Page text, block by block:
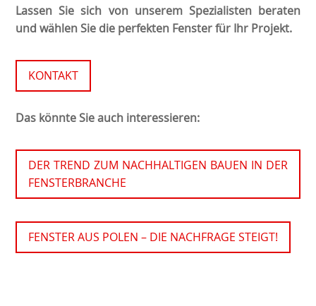
Lassen Sie sich von unserem Spezialisten beraten
und wählen Sie die perfekten Fenster für Ihr Projekt.
KONTAKT
Das könnte Sie auch interessieren:
DER TREND ZUM NACHHALTIGEN BAUEN IN DER
FENSTERBRANCHE
FENSTER AUS POLEN – DIE NACHFRAGE STEIGT!